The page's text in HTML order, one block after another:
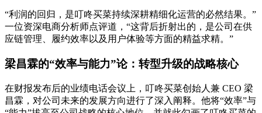
“利润的回归，是叮咚买菜持续深耕精细化运营的必然结果。”
一位资深电商分析师点评道，“这背后折射出的，是公司在供
应链管理、履约效率以及用户体验等方面的精益求精。”
梁昌霖的“效率与能力”论：转型升级的战略核心
在财报发布后的业绩电话会议上，叮咚买菜创始人兼 CEO 梁
昌霖，对公司未来的发展方向进行了深入阐释。他将“效率”与